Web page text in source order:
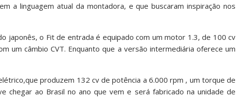
a linguagem atual da montadora, e que buscaram inspiração nos
japonês, o Fit de entrada é equipado com um motor 1.3, de 100 cv
um câmbio CVT. Enquanto que a versão intermediária oferece um
produzem 132 cv de potência a 6.000 rpm , um torque de
ao Brasil no ano que vem e será fabricado na unidade de